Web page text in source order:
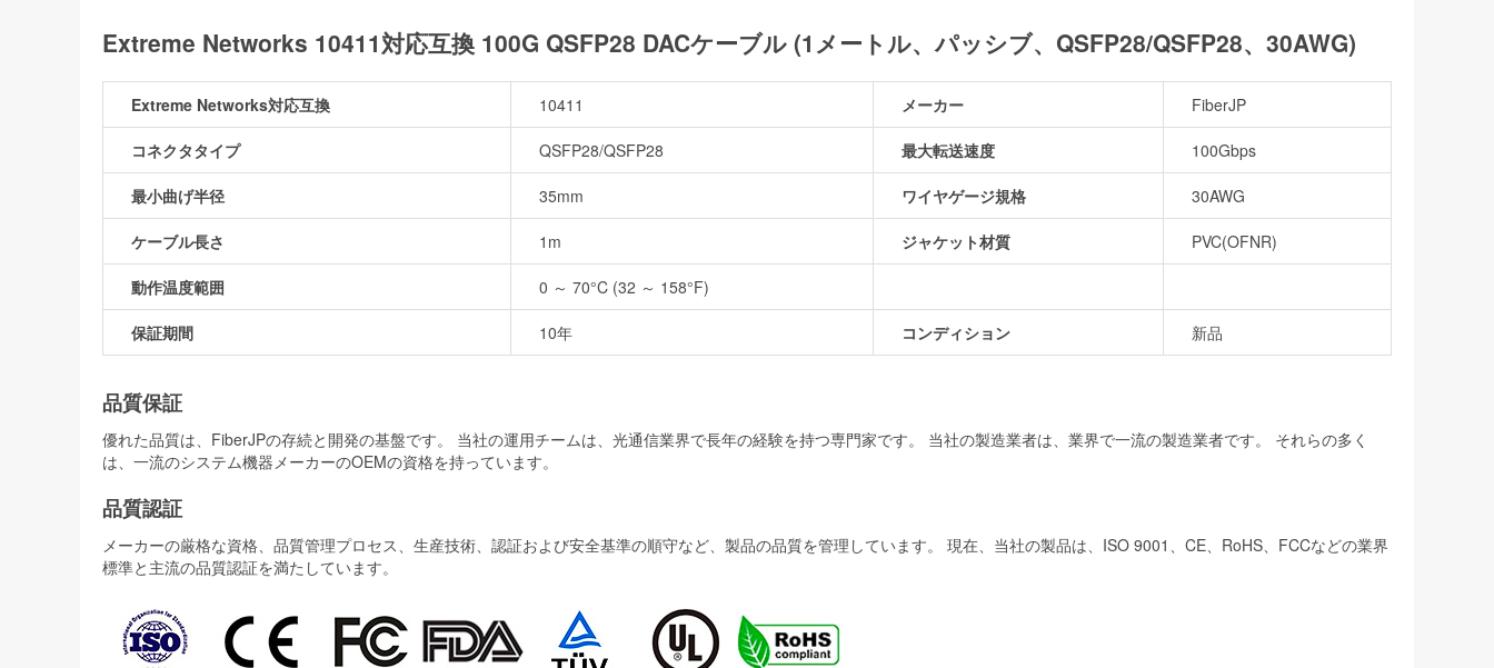
Extreme Networks 10411対応互換 100G QSFP28 DACケーブル (1メートル、パッシブ、QSFP28/QSFP28、30AWG)
Extreme Networks対応互換 10411 メーカー FiberJP
コネクタタイプ QSFP28/QSFP28 最大転送速度 100Gbps
最小曲げ半径 35mm ワイヤゲージ規格 30AWG
ケーブル長さ 1m ジャケット材質 PVC(OFNR)
動作温度範囲 0 ～ 70°C (32 ～ 158°F)
保証期間 10年 コンディション 新品
品質保証
優れた品質は、FiberJPの存続と開発の基盤です。 当社の運用チームは、光通信業界で長年の経験を持つ専門家です。 当社の製造業者は、業界で一流の製造業者です。 それらの多く
は、一流のシステム機器メーカーのOEMの資格を持っています。
品質認証
メーカーの厳格な資格、品質管理プロセス、生産技術、認証および安全基準の順守など、製品の品質を管理しています。 現在、当社の製品は、ISO 9001、CE、RoHS、FCCなどの業界
標準と主流の品質認証を満たしています。